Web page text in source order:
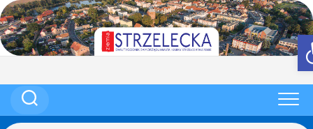
Skip
to
content